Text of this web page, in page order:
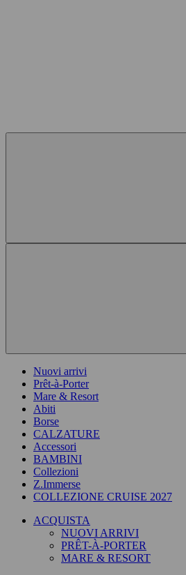
Nuovi arrivi
Prêt-à-Porter
Mare & Resort
Abiti
Borse
CALZATURE
Accessori
BAMBINI
Collezioni
Z.Immerse
COLLEZIONE CRUISE 2027
ACQUISTA
NUOVI ARRIVI
PRÊT-À-PORTER
MARE & RESORT